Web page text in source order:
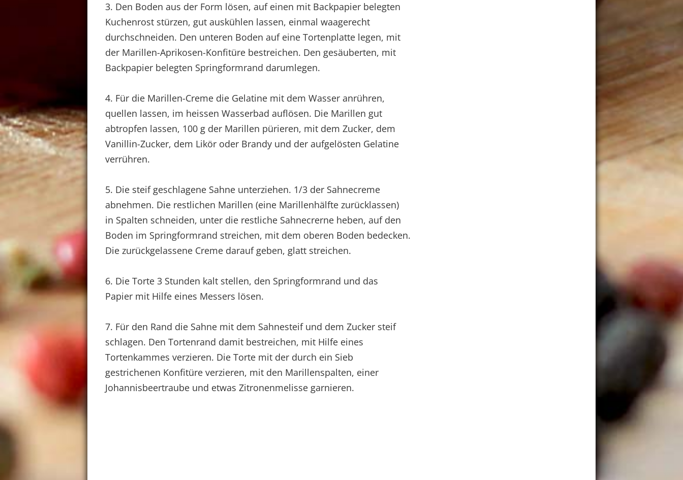
3. Den Boden aus der Form lösen, auf einen mit Backpapier belegten
Kuchenrost stürzen, gut auskühlen lassen, einmal waagerecht
durchschneiden. Den unteren Boden auf eine Tortenplatte legen, mit
der Marillen-Aprikosen-Konfitüre bestreichen. Den gesäuberten, mit
Backpapier belegten Springformrand darumlegen.
4. Für die Marillen-Creme die Gelatine mit dem Wasser anrühren,
quellen lassen, im heissen Wasserbad auflösen. Die Marillen gut
abtropfen lassen, 100 g der Marillen pürieren, mit dem Zucker, dem
Vanillin-Zucker, dem Likör oder Brandy und der aufgelösten Gelatine
verrühren.
5. Die steif geschlagene Sahne unterziehen. 1/3 der Sahnecreme
abnehmen. Die restlichen Marillen (eine Marillenhälfte zurücklassen)
in Spalten schneiden, unter die restliche Sahnecrerne heben, auf den
Boden im Springformrand streichen, mit dem oberen Boden bedecken.
Die zurückgelassene Creme darauf geben, glatt streichen.
6. Die Torte 3 Stunden kalt stellen, den Springformrand und das
Papier mit Hilfe eines Messers lösen.
7. Für den Rand die Sahne mit dem Sahnesteif und dem Zucker steif
schlagen. Den Tortenrand damit bestreichen, mit Hilfe eines
Tortenkammes verzieren. Die Torte mit der durch ein Sieb
gestrichenen Konfitüre verzieren, mit den Marillenspalten, einer
Johannisbeertraube und etwas Zitronenmelisse garnieren.